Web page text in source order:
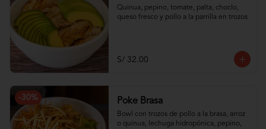
Quinua, pepino, tomate, palta, choclo,
queso fresco y pollo a la parrilla en trozos
S/ 32.00
-30% Poke Brasa
Bowl con trozos de pollo a la brasa, arroz
o quinua, lechuga hidropónica, pepino,